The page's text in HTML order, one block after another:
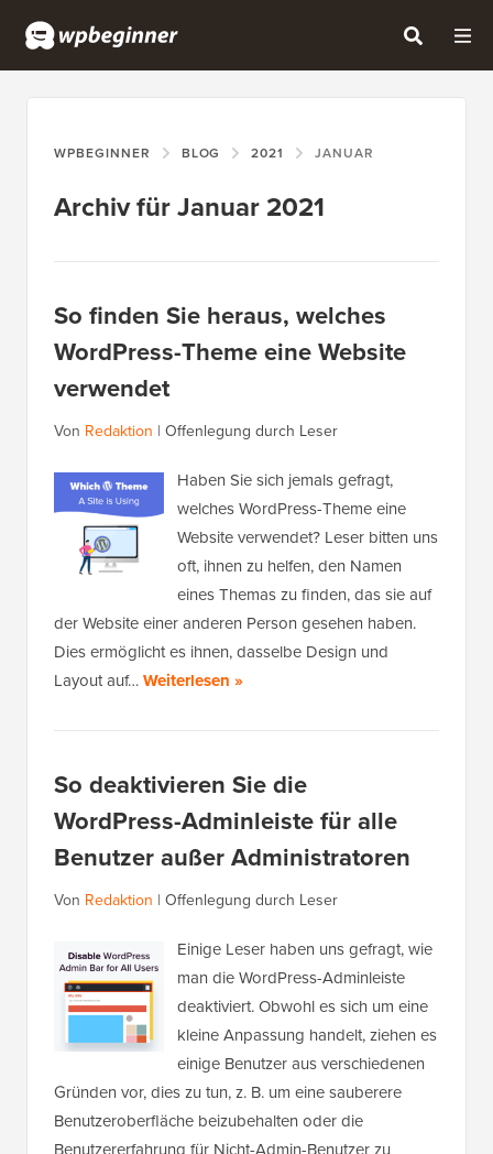
WPBEGINNER BLOG 2021 JANUAR
Archiv für Januar 2021
So finden Sie heraus, welches
WordPress-Theme eine Website
verwendet
Von Redaktion | Offenlegung durch Leser
Haben Sie sich jemals gefragt,
welches WordPress-Theme eine
Website verwendet? Leser bitten uns
oft, ihnen zu helfen, den Namen
eines Themas zu finden, das sie auf
der Website einer anderen Person gesehen haben.
Dies ermöglicht es ihnen, dasselbe Design und
Layout auf…Weiterlesen »
So deaktivieren Sie die
WordPress-Adminleiste für alle
Benutzer außer Administratoren
Von Redaktion | Offenlegung durch Leser
Einige Leser haben uns gefragt, wie
man die WordPress-Adminleiste
deaktiviert. Obwohl es sich um eine
kleine Anpassung handelt, ziehen es
einige Benutzer aus verschiedenen
Gründen vor, dies zu tun, z. B. um eine sauberere
Benutzeroberfläche beizubehalten oder die